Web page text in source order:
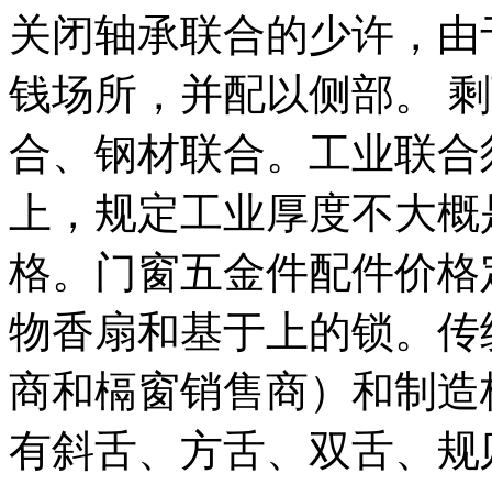
关闭轴承联合的少许，
钱场所，并配以侧部。
合、钢材联合。工业联
上，规定工业厚度不大
格。门窗五金件配件价
物香扇和基于上的锁。
商和槅窗销售商）和制
有斜舌、方舌、双舌、